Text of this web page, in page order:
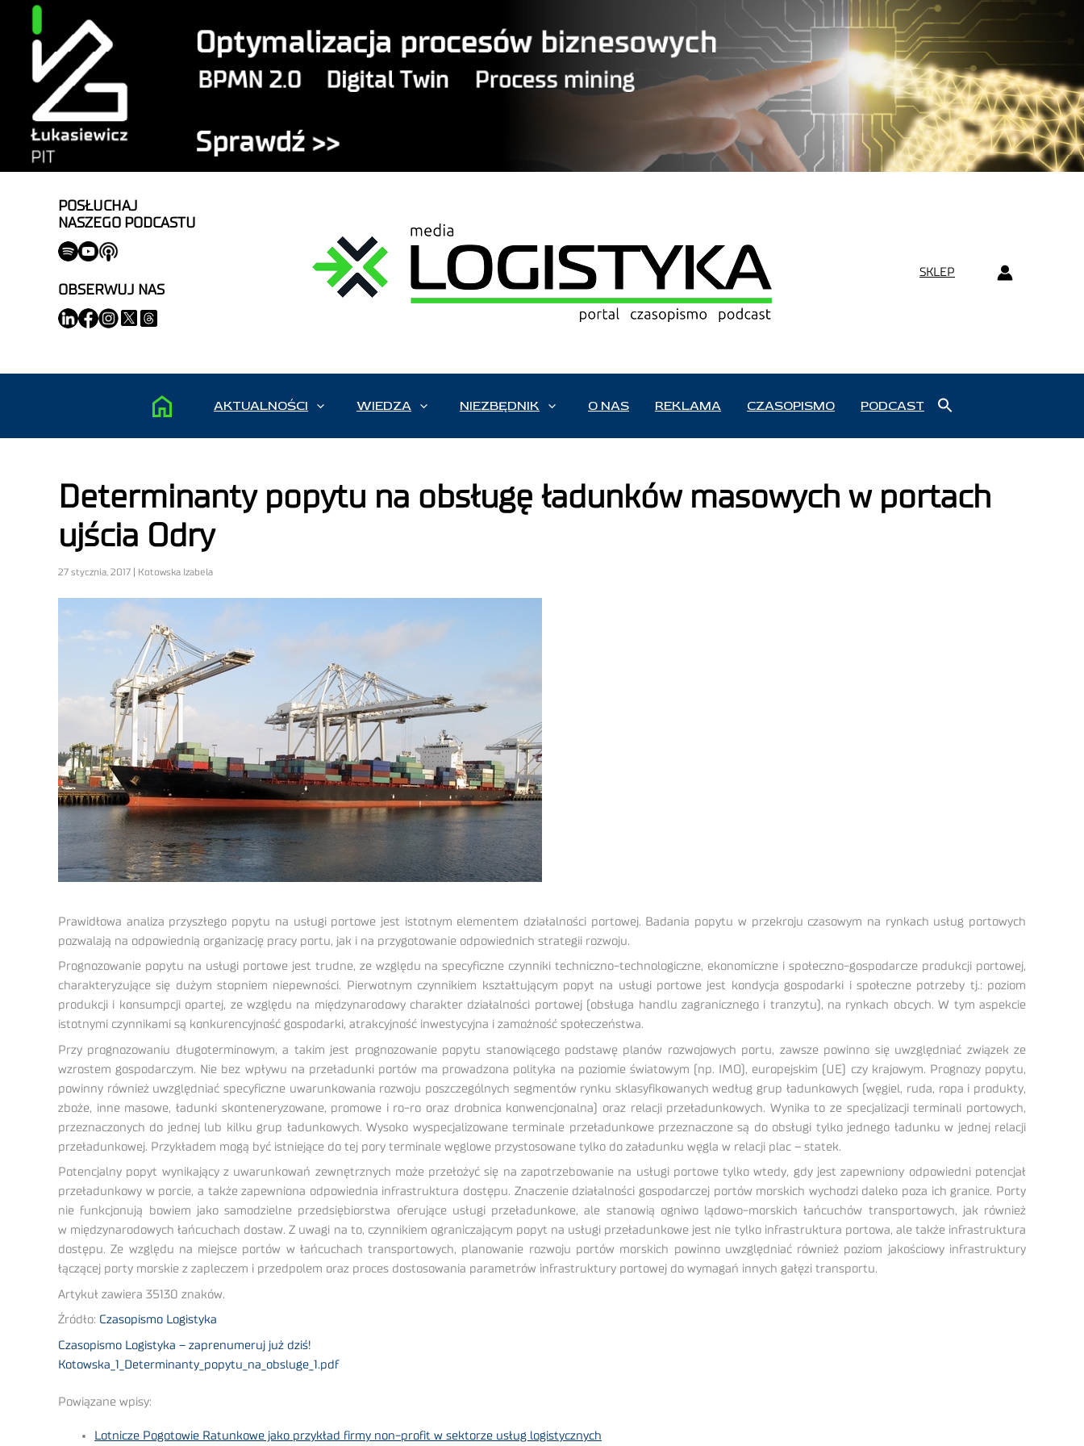
POSŁUCHAJ
NASZEGO PODCASTU
OBSERWUJ NAS
SKLEP
AKTUALNOŚCI WIEDZA NIEZBĘDNIK O NAS REKLAMA CZASOPISMO PODCAST
Determinanty popytu na obsługę ładunków masowych w portach
ujścia Odry
27 stycznia, 2017 | Kotowska Izabela
Prawidłowa analiza przyszłego popytu na usługi portowe jest istotnym elementem działalności portowej. Badania popytu w przekroju czasowym na rynkach usług portowych
pozwalają na odpowiednią organizację pracy portu, jak i na przygotowanie odpowiednich strategii rozwoju.
Prognozowanie popytu na usługi portowe jest trudne, ze względu na specyficzne czynniki techniczno-technologiczne, ekonomiczne i społeczno-gospodarcze produkcji portowej,
charakteryzujące się dużym stopniem niepewności. Pierwotnym czynnikiem kształtującym popyt na usługi portowe jest kondycja gospodarki i społeczne potrzeby tj.: poziom
produkcji i konsumpcji opartej, ze względu na międzynarodowy charakter działalności portowej (obsługa handlu zagranicznego i tranzytu), na rynkach obcych. W tym aspekcie
istotnymi czynnikami są konkurencyjność gospodarki, atrakcyjność inwestycyjna i zamożność społeczeństwa.
Przy prognozowaniu długoterminowym, a takim jest prognozowanie popytu stanowiącego podstawę planów rozwojowych portu, zawsze powinno się uwzględniać związek ze
wzrostem gospodarczym. Nie bez wpływu na przeładunki portów ma prowadzona polityka na poziomie światowym (np. IMO), europejskim (UE) czy krajowym. Prognozy popytu,
powinny również uwzględniać specyficzne uwarunkowania rozwoju poszczególnych segmentów rynku sklasyfikowanych według grup ładunkowych (węgiel, ruda, ropa i produkty,
zboże, inne masowe, ładunki skonteneryzowane, promowe i ro-ro oraz drobnica konwencjonalna) oraz relacji przeładunkowych. Wynika to ze specjalizacji terminali portowych,
przeznaczonych do jednej lub kilku grup ładunkowych. Wysoko wyspecjalizowane terminale przeładunkowe przeznaczone są do obsługi tylko jednego ładunku w jednej relacji
przeładunkowej. Przykładem mogą być istniejące do tej pory terminale węglowe przystosowane tylko do załadunku węgla w relacji plac – statek.
Potencjalny popyt wynikający z uwarunkowań zewnętrznych może przełożyć się na zapotrzebowanie na usługi portowe tylko wtedy, gdy jest zapewniony odpowiedni potencjał
przeładunkowy w porcie, a także zapewniona odpowiednia infrastruktura dostępu. Znaczenie działalności gospodarczej portów morskich wychodzi daleko poza ich granice. Porty
nie funkcjonują bowiem jako samodzielne przedsiębiorstwa oferujące usługi przeładunkowe, ale stanowią ogniwo lądowo-morskich łańcuchów transportowych, jak również
w międzynarodowych łańcuchach dostaw. Z uwagi na to, czynnikiem ograniczającym popyt na usługi przeładunkowe jest nie tylko infrastruktura portowa, ale także infrastruktura
dostępu. Ze względu na miejsce portów w łańcuchach transportowych, planowanie rozwoju portów morskich powinno uwzględniać również poziom jakościowy infrastruktury
łączącej porty morskie z zapleczem i przedpolem oraz proces dostosowania parametrów infrastruktury portowej do wymagań innych gałęzi transportu.
Artykuł zawiera 35130 znaków.
Źródło: Czasopismo Logistyka
Czasopismo Logistyka – zaprenumeruj już dziś!
Kotowska_1_Determinanty_popytu_na_obsluge_1.pdf
Powiązane wpisy:
Lotnicze Pogotowie Ratunkowe jako przykład firmy non-profit w sektorze usług logistycznych